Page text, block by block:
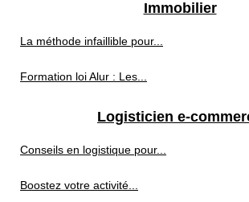
Immobilier
La méthode infaillible pour...
Formation loi Alur : Les...
Logisticien e-
Conseils en logistique pour...
Boostez votre activité...